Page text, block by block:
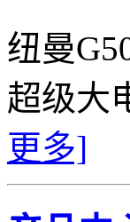
纽曼
超级大
更多]